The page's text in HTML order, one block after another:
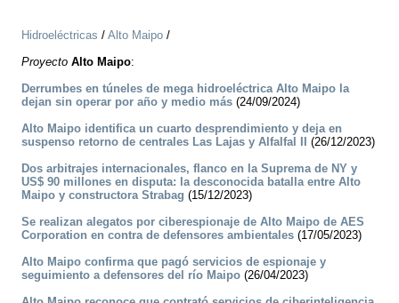
Hidroeléctricas / Alto Maipo /
Proyecto Alto Maipo:
Derrumbes en túneles de mega hidroeléctrica Alto Maipo la
dejan sin operar por año y medio más (24/09/2024)
Alto Maipo identifica un cuarto desprendimiento y deja en
suspenso retorno de centrales Las Lajas y Alfalfal II
(26/12/2023)
Dos arbitrajes internacionales, flanco en la Suprema de NY y
US$ 90 millones en disputa: la desconocida batalla entre Alto
Maipo y constructora Strabag (15/12/2023)
Se realizan alegatos por ciberespionaje de Alto Maipo de AES
Corporation en contra de defensores ambientales (17/05/2023)
Alto Maipo confirma que pagó servicios de espionaje y
seguimiento a defensores del río Maipo (26/04/2023)